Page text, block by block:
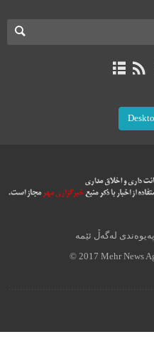
پەیوەندی لەگەڵ ئێمە
© 2017 Mehr News